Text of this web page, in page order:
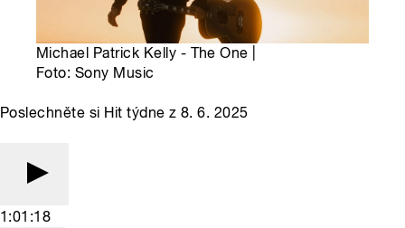
Michael Patrick Kelly - The One |
Foto: Sony Music
Poslechněte si Hit týdne z 8. 6. 2025
1:01:18